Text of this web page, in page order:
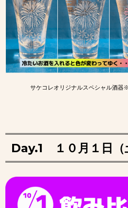
サケコレオリジナルスペシャル酒器
Day.1 １０月１日